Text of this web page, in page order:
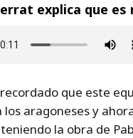
explica que
que este
aragoneses y
la obra de